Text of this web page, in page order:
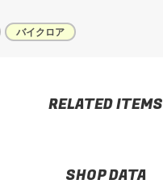
バイクロア
RELATED ITEMS
SHOP DATA